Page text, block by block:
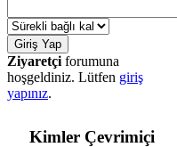
Ziyaretçi forumuna
hoşgeldiniz. Lütfen giriş
yapınız.
Kimler Çevrimiçi